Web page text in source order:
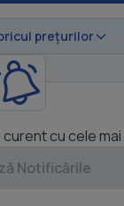
prețurilor
cu cele
Notificările